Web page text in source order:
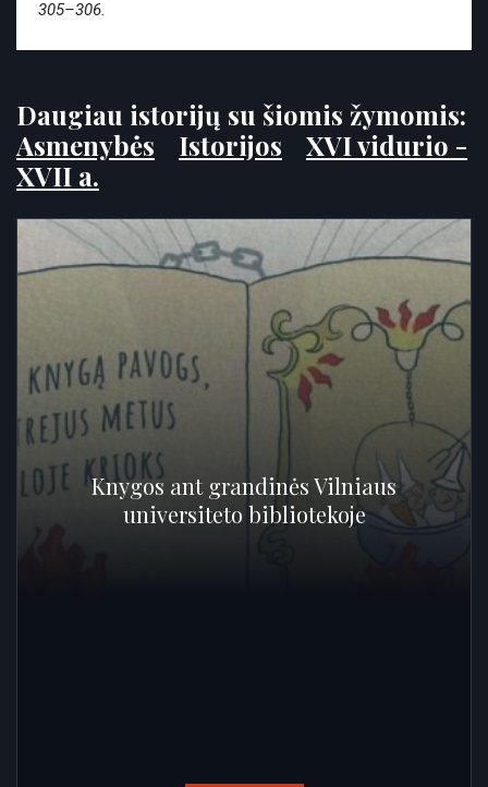
305–306.
Daugiau istorijų su šiomis žymomis:
Asmenybės
Istorijos
XVI vidurio -
XVII a.
Knygos ant grandinės Vilniaus
universiteto bibliotekoje